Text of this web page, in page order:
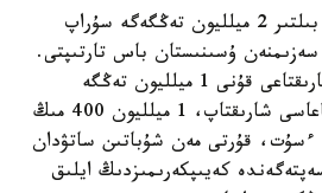
ەركوشا ەسىمدى تۇلىگىن بىلتىر 2 ميلليون تەڭگەگە سۇراپ
سەزىمنەن ۇسىنىستان باس تارتىپتى.
ول كەزدە ءبىر تۇيەنىڭ نارىقتاعى قۇنى 1 ميلليون تەڭگە
شاماسىندا ەكەن. بيىل باعاسى شارىقتاپ، 1 ميلليون 400 مىڭ
قۇرتى مەن شۇباتىن ساتۋدان
كەيىپكەرىمىزدىڭ ايلىق